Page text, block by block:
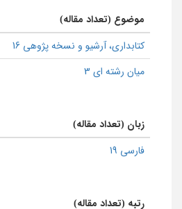
موضوع (تعداد مقاله)
كتابداری، آرشیو و نسخه پژوهی 16
میان رشته ای 3
زبان (تعداد مقاله)
فارسی 19
رتبه (تعداد مقاله)